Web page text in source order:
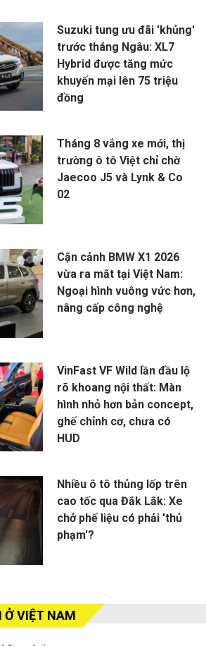
Suzuki tung ưu đãi 'khủng'
trước tháng Ngâu: XL7
Hybrid được tăng mức
khuyến mại lên 75 triệu
đồng
Tháng 8 vắng xe mới, thị
trường ô tô Việt chỉ chờ
Jaecoo J5 và Lynk & Co
02
Cận cảnh BMW X1 2026
vừa ra mắt tại Việt Nam:
Ngoại hình vuông vức hơn,
nâng cấp công nghệ
VinFast VF Wild lần đầu lộ
rõ khoang nội thất: Màn
hình nhỏ hơn bản concept,
ghế chỉnh cơ, chưa có
HUD
Nhiều ô tô thủng lốp trên
cao tốc qua Đắk Lắk: Xe
chở phế liệu có phải 'thủ
phạm'?
Ở VIỆT NAM